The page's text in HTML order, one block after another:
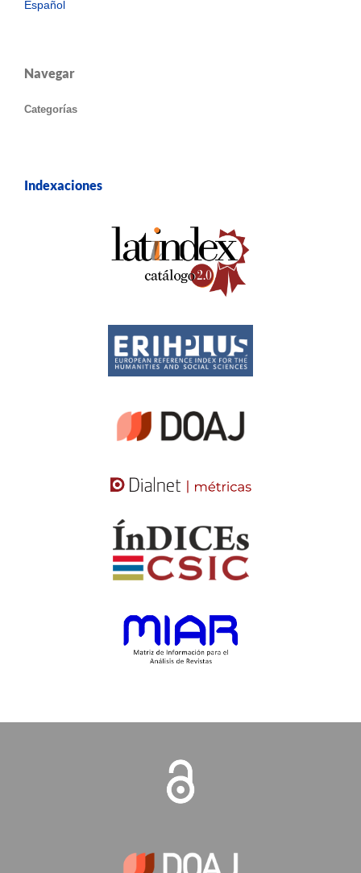
Español
Navegar
Categorías
Indexaciones